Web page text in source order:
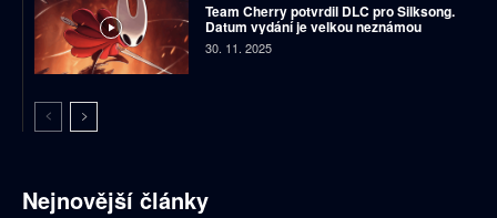
Team Cherry potvrdil DLC pro Silksong.
Datum vydání je velkou neznámou
30. 11. 2025
Nejnovější články